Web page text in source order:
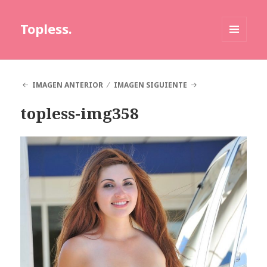
Topless.
IMAGEN ANTERIOR
IMAGEN SIGUIENTE
topless-img358